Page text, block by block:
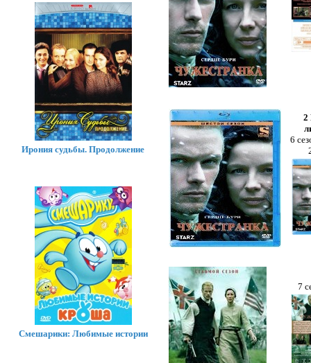
2
6
7
Ирония судьбы. Продолжение
Смешарики: Любимые истории